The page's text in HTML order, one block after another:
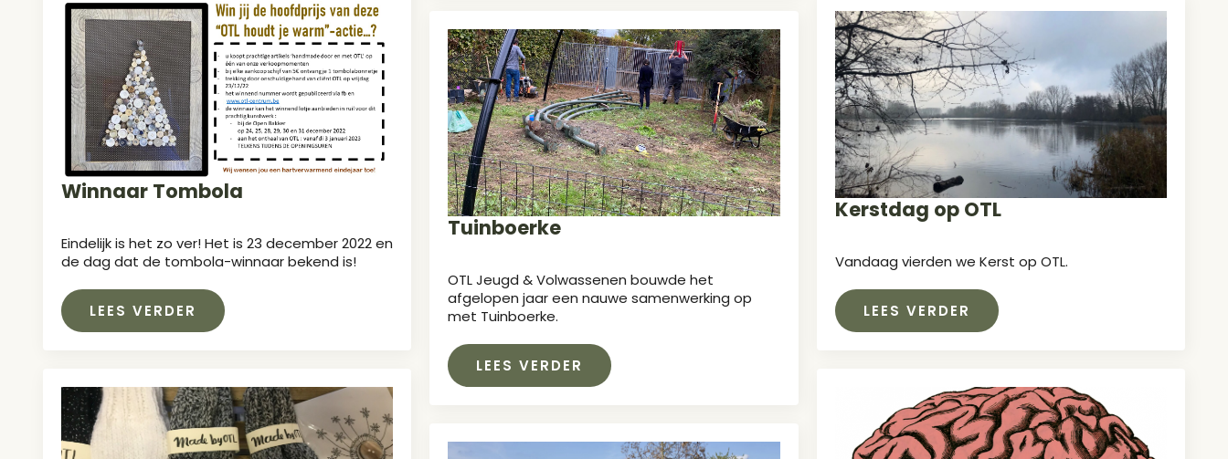
Winnaar Tombola
Eindelijk is het zo ver! Het is 23 december 2022 en
de dag dat de tombola-winnaar bekend is!
LEES VERDER
Kerstdag op OTL
Vandaag vierden we Kerst op OTL.
LEES VERDER
Tuinboerke
OTL Jeugd & Volwassenen bouwde het
afgelopen jaar een nauwe samenwerking op
met Tuinboerke.
LEES VERDER